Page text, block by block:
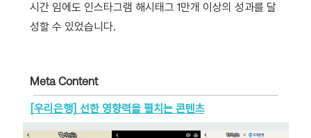
시간 임에도 인스타그램 해시태그 1만개 이상의 성과를 달
성할 수 있었습니다.
Meta Content
[우리은행] 선한 영향력을 펼치는 콘텐츠